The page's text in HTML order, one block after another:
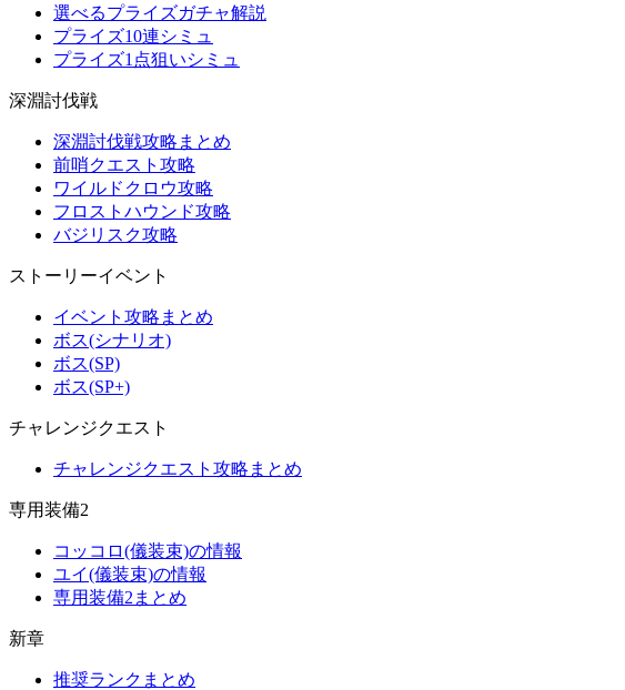
選べるプライズガチャ解説
プライズ10連シミュ
プライズ1点狙いシミュ
深淵討伐戦
深淵討伐戦攻略まとめ
前哨クエスト攻略
ワイルドクロウ攻略
フロストハウンド攻略
バジリスク攻略
ストーリーイベント
イベント攻略まとめ
ボス(シナリオ)
ボス(SP)
ボス(SP+)
チャレンジクエスト
チャレンジクエスト攻略まとめ
専用装備2
コッコロ(儀装束)の情報
ユイ(儀装束)の情報
専用装備2まとめ
新章
推奨ランクまとめ